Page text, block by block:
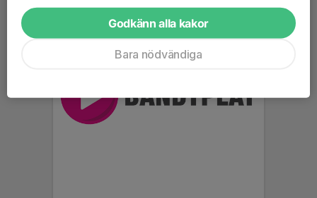
Godkänn alla kakor
Bara nödvändiga